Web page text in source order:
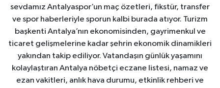
sevdamız Antalyaspor’un maç özetleri, fikstür, transfer
ve spor haberleriyle sporun kalbi burada atıyor. Turizm
başkenti Antalya’nın ekonomisinden, gayrimenkul ve
ticaret gelişmelerine kadar şehrin ekonomik dinamikleri
yakından takip ediliyor. Vatandaşın günlük yaşamını
kolaylaştıran Antalya nöbetçi eczane listesi, namaz ve
ezan vakitleri, anlık hava durumu, etkinlik rehberi ve